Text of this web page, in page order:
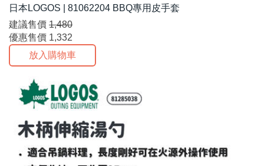
日本LOGOS | 81062204 BBQ專用皮手套
建議售價 1,480
優惠售價 1,332
放入購物車